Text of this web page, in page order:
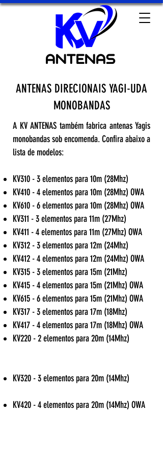
ANTENAS DIRECIONAIS YAGI-UDA
MONOBANDAS
A KV ANTENAS também fabrica antenas Yagis
monobandas sob encomenda. Confira abaixo a
lista de modelos:
KV310 - 3 elementos para 10m (28Mhz)
KV410 - 4 elementos para 10m (28Mhz) OWA
KV610 - 6elementos para 10m (28Mhz) OWA
KV311 - 3 elementos para 11m (27Mhz)
KV411 - 4elementos para 11m (27Mhz) OWA
KV312 - 3 elementos para 12m (24Mhz)
KV412 - 4elementos para 12m (24Mhz) OWA
KV315 - 3 elementos para 15m (21Mhz)
KV415 - 4 elementos para 15m (21Mhz) OWA
KV615 - 6elementos para 15m (21Mhz) OWA
KV317 - 3 elementos para 17m (18Mhz)
KV417 - 4elementos para 17m (18Mhz) OWA
KV220 - 2 elementos para 20m (14Mhz)
KV320 - 3 elementos para 20m (14Mhz)
KV420 - 4elementos para 20m (14Mhz) OWA